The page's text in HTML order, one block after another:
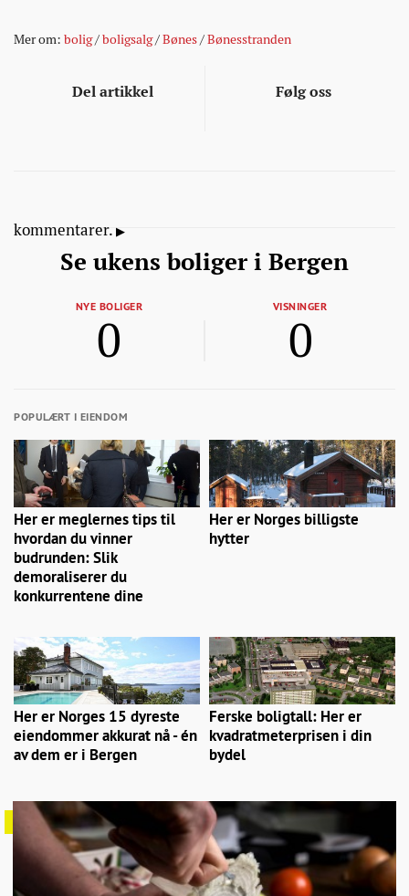
Mer om: bolig/boligsalg/Bønes/Bønesstranden
Del artikkel Følg oss
kommentarer.
Se ukens boliger i Bergen
NYE BOLIGER
0
VISNINGER
0
POPULÆRT I EIENDOM
Her er meglernes tips til
hvordan du vinner
budrunden: Slik
demoraliserer du
konkurrentene dine
Her er Norges billigste
hytter
Her er Norges 15 dyreste
eiendommer akkurat nå - én
av dem er i Bergen
Ferske boligtall: Her er
kvadratmeterprisen i din
bydel